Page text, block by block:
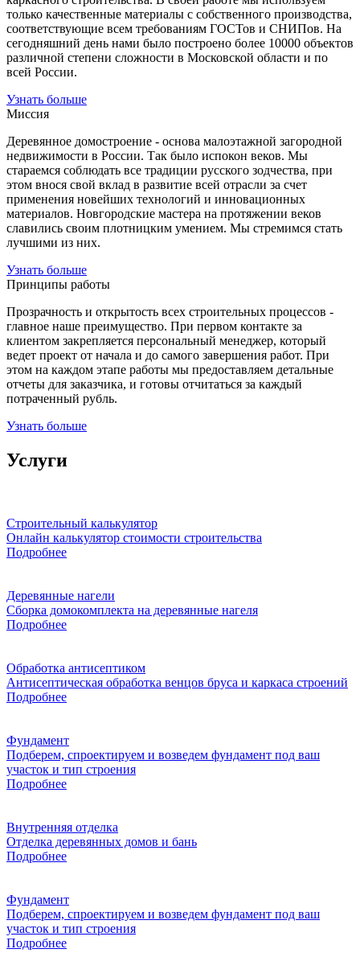
только качественные материалы с собственного производства,
соответствующие всем требованиям ГОСТов и СНИПов. На
сегодняшний день нами было построено более 10000 объектов
различной степени сложности в Московской области и по
всей России.
Узнать больше
Миссия
Деревянное домостроение - основа малоэтажной загородной
недвижимости в России. Так было испокон веков. Мы
стараемся соблюдать все традиции русского зодчества, при
этом внося свой вклад в развитие всей отрасли за счет
применения новейших технологий и инновационных
материалов. Новгородские мастера на протяжении веков
славились своим плотницким умением. Мы стремимся стать
лучшими из них.
Узнать больше
Принципы работы
Прозрачность и открытость всех строительных процессов -
главное наше преимущество. При первом контакте за
клиентом закрепляется персональный менеджер, который
ведет проект от начала и до самого завершения работ. При
этом на каждом этапе работы мы предоставляем детальные
отчеты для заказчика, и готовы отчитаться за каждый
потраченный рубль.
Узнать больше
Услуги
Строительный калькулятор
Онлайн калькулятор стоимости строительства
Подробнее
Деревянные нагели
Сборка домокомплекта на деревянные нагеля
Подробнее
Обработка антисептиком
Антисептическая обработка венцов бруса и каркаса строений
Подробнее
Фундамент
Подберем, спроектируем и возведем фундамент под ваш
участок и тип строения
Подробнее
Внутренняя отделка
Отделка деревянных домов и бань
Подробнее
Фундамент
Подберем, спроектируем и возведем фундамент под ваш
участок и тип строения
Подробнее